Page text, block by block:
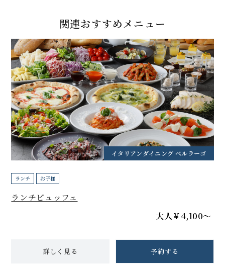
関連おすすめメニュー
イタリアンダイニング ベルラーゴ
ランチ お子様
ランチビュッフェ
大人￥4,100～
詳しく見る 予約する